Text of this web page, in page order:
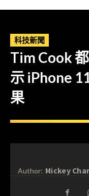
科技新聞
Tim Cook
示 iPhone
果
Author: Mickey